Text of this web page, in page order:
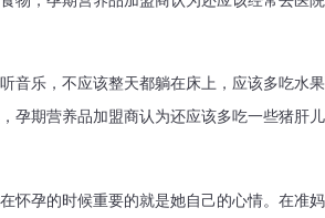
乐，不应该整天都躺在床上，应该多吃水
孕期营养品加盟商认为还应该多吃一些猪肝
孕的时候重要的就是她自己的心情。在准